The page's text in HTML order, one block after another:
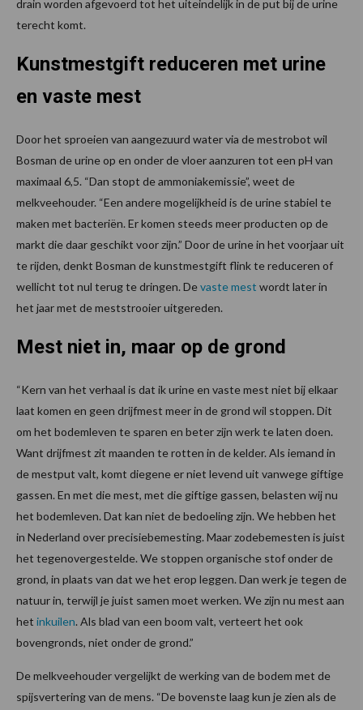
drain worden afgevoerd tot het uiteindelijk in de put bij de urine
terecht komt.
Kunstmestgift reduceren met urine
en vaste mest
Door het sproeien van aangezuurd water via de mestrobot wil
Bosman de urine op en onder de vloer aanzuren tot een pH van
maximaal 6,5. “Dan stopt de ammoniakemissie”, weet de
melkveehouder. “Een andere mogelijkheid is de urine stabiel te
maken met bacteriën. Er komen steeds meer producten op de
markt die daar geschikt voor zijn.” Door de urine in het voorjaar uit
te rijden, denkt Bosman de kunstmestgift flink te reduceren of
wellicht tot nul terug te dringen. Devaste mest wordt later in
het jaar met de meststrooier uitgereden.
Mest niet in, maar op de grond
“Kern van het verhaal is dat ik urine en vaste mest niet bij elkaar
laat komen en geen drijfmest meer in de grond wil stoppen. Dit
om het bodemleven te sparen en beter zijn werk te laten doen.
Want drijfmest zit maanden te rotten in de kelder. Als iemand in
de mestput valt, komt diegene er niet levend uit vanwege giftige
gassen. En met die mest, met die giftige gassen, belasten wij nu
het bodemleven. Dat kan niet de bedoeling zijn. We hebben het
in Nederland over precisiebemesting. Maar zodebemesten is juist
het tegenovergestelde. We stoppen organische stof onder de
grond, in plaats van dat we het erop leggen. Dan werk je tegen de
natuur in, terwijl je juist samen moet werken. We zijn nu mest aan
het inkuilen. Als blad van een boom valt, verteert het ook
bovengronds, niet onder de grond.”
De melkveehouder vergelijkt de werking van de bodem met de
spijsvertering van de mens. “De bovenste laag kun je zien als de